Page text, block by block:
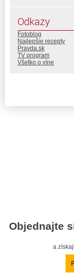
Odkazy
Fotoblog
Najlepšie recepty
Pravda.sk
TV program
Všetko o víne
Objednajte
a